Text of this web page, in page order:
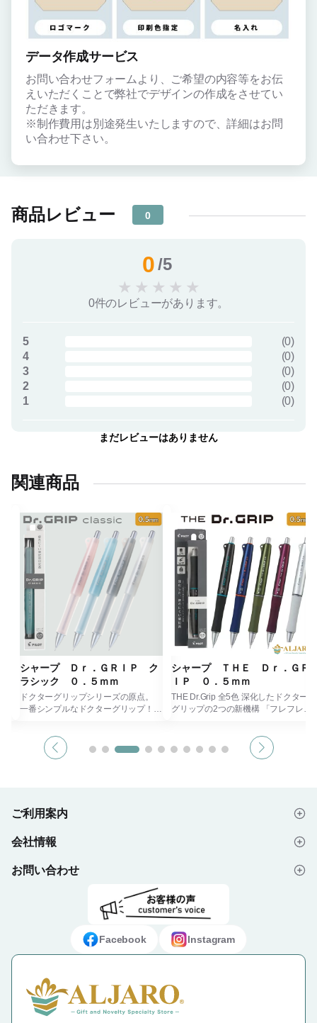
データ作成サービス
お問い合わせフォームより、ご希望の内容等をお伝
えいただくことで弊社でデザインの作成をさせてい
ただきます。
※制作費用は別途発生いたしますので、詳細はお問
い合わせ下さい。
商品レビュー 0
0/5
★ ★ ★ ★ ★
0件のレビューがあります。
5 (0)
4
(0)
3
(0)
2
(0)
1
(0)
まだレビューはありません
関連商品
シャープ Ｄｒ．ＧＲＩＰ ク
ラシック ０．５ｍｍ
ドクターグリップシリーズの原点。
一番シンプルなドクターグリップ！
きつづけていると、手が疲れる、しび
れる軸径を採用。 筆記時に肩や腕に
かかる筋肉への負担を軽減します。 ●
りも高硬度とした二重構造にすること
も、安定感のある握りが可能です。
また、表面 のさらっとした手触りも
ット独自のフレフレメカを搭載。 振
るだけで芯が出るので持ち替えること
シャープ ＴＨＥ Ｄｒ．ＧＲ
ＩＰ ０．５ｍｍ
THE Dr.Grip 全5色 深化したドクター
グリップの2つの新機構 「フレフレロ
を防止する「フレフレロック」機構で
グの中が芯で汚れることを防ぎます。
しにおけるノック音とフレフレ操作音
ことで、フレフレ機構の音は、ボディ
とで部品同士の接触を抑え、操作音の
低減を実現しました。
ご利用案内
はじめての方へ
ご注文の流れ
デザイン入稿データについて
ギフト・ノベルティ納入事例
会社情報
会社概要
プライバシーポリシー
お問い合わせ
お問い合わせフォームFacebook Instagram